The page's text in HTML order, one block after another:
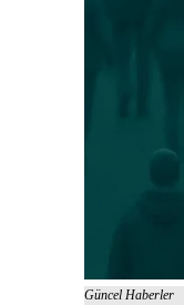
Güncel Haberler